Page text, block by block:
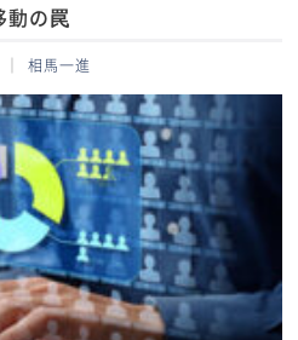
動の罠
相馬一進